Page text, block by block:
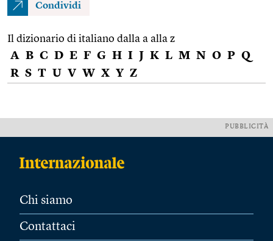
Condividi
Il dizionario di italiano dalla a alla z
A B C D E F G H I J K L M N O P Q
R S T U V W X Y Z
PUBBLICITÀ
Chi siamo
Contattaci